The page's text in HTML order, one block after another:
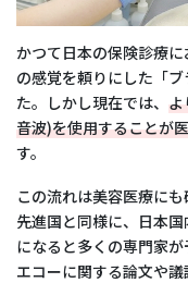
かつて日本の保険診療
の感覚を頼りにした「
た。しかし現在では、 よ
音波)を使用することが
す。
この流れは美容医療に
先進国と同様に、日本
になると多くの専門家
エコーに関する論文や議